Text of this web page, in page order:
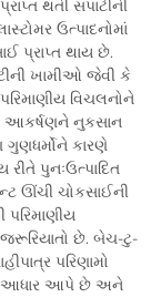
થતી સપાટીની
ઉત્પાદનોમાં
પ્રાપ્ત થાય છે.
ખામીઓ જેવી કે
વિચલનોને
આકર્ષણને નુકસાન
કારણે
પુનઃઉત્પાદિત
ઊંચી ચોકસાઈની
છે. બેચ-ટુ-
પરિણામો
આધાર આપે છે અને